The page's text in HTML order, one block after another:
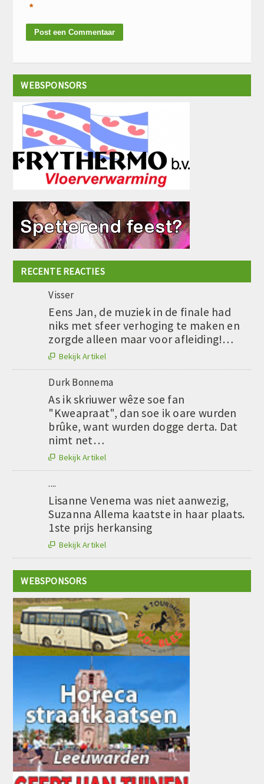
*
WEBSPONSORS
RECENTE REACTIES
Visser
Eens Jan, de muziek in de finale had
niks met sfeer verhoging te maken en
zorgde alleen maar voor afleiding!…
 Bekijk Artikel
Durk Bonnema
As ik skriuwer wêze soe fan
"Kweapraat", dan soe ik oare wurden
brûke, want wurden dogge derta. Dat
nimt net…
 Bekijk Artikel
....
Lisanne Venema was niet aanwezig,
Suzanna Allema kaatste in haar plaats.
1ste prijs herkansing
 Bekijk Artikel
WEBSPONSORS